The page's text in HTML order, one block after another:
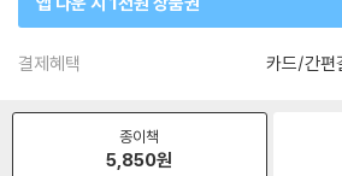
결제혜택 카드/간편
종이책
5,850원